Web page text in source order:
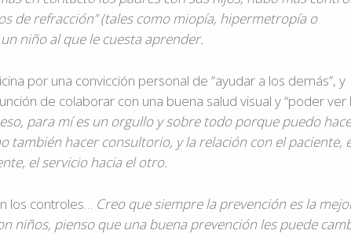
de refracción” (tales como miopía, hipermetropía o
niño al que le cuesta aprender.
por una convicción personal de “ayudar a los demás”, y
de colaborar con una buena salud visual y “poder ver
para mí es un orgullo y sobre todo porque puedo
también hacer consultorio, y la relación con el paciente,
el servicio hacia el otro.
los controles… Creo que siempre la prevención es la
niños, pienso que una buena prevención les puede